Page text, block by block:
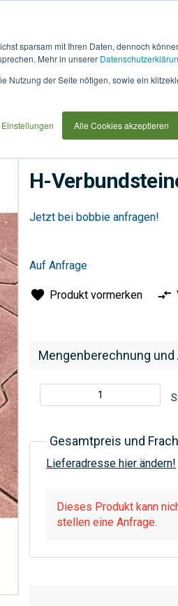
sparsam mit Ihren Daten, dennoch
Mehr in unserer
der Seite nötigen, sowie ein
Alle Cookies akzeptieren
it
H-
Mengenberechnung und
Gesamtpreis und
Lieferadresse hier ändern!
Dieses Produkt kann
stellen eine Anfrage.
Jetzt bei bobbie anfragen!
Auf Anfrage
Produkt vormerken